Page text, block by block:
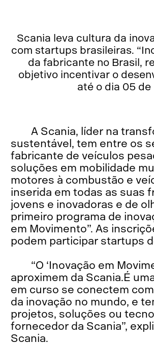
Scania leva cultura da
com startups brasileiras.
da fabricante no Brasil,
objetivo incentivar o
até o dia 05
A Scania, líder na
sustentável, tem entre os
fabricante de veículos
soluções em mobilidade
motores à combustão e
inserida em todas as suas
jovens e inovadoras e de
primeiro programa de
em Movimento”. As
podem participar startups
“O ‘Inovação em
aproximem da Scania.É
em curso se conectem
da inovação no mundo, e
projetos, soluções ou
fornecedor da Scania”,
Scania.